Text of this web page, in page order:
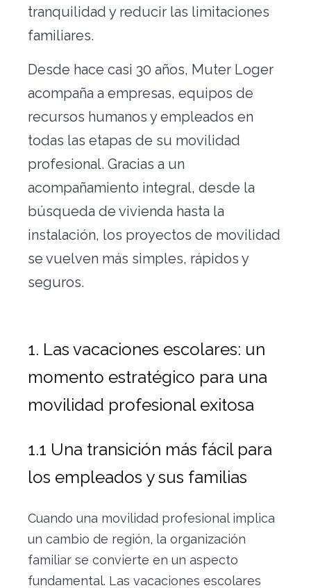
tranquilidad y reducir las limitaciones
familiares.
Desde hace casi 30 años, Muter Loger
acompaña a empresas, equipos de
recursos humanos y empleados en
todas las etapas de su movilidad
profesional. Gracias a un
acompañamiento integral, desde la
búsqueda de vivienda hasta la
instalación, los proyectos de movilidad
se vuelven más simples, rápidos y
seguros.
1. Las vacaciones escolares: un
momento estratégico para una
movilidad profesional exitosa
1.1 Una transición más fácil para
los empleados y sus familias
Cuando una movilidad profesional implica
un cambio de región, la organización
familiar se convierte en un aspecto
fundamental. Las vacaciones escolares